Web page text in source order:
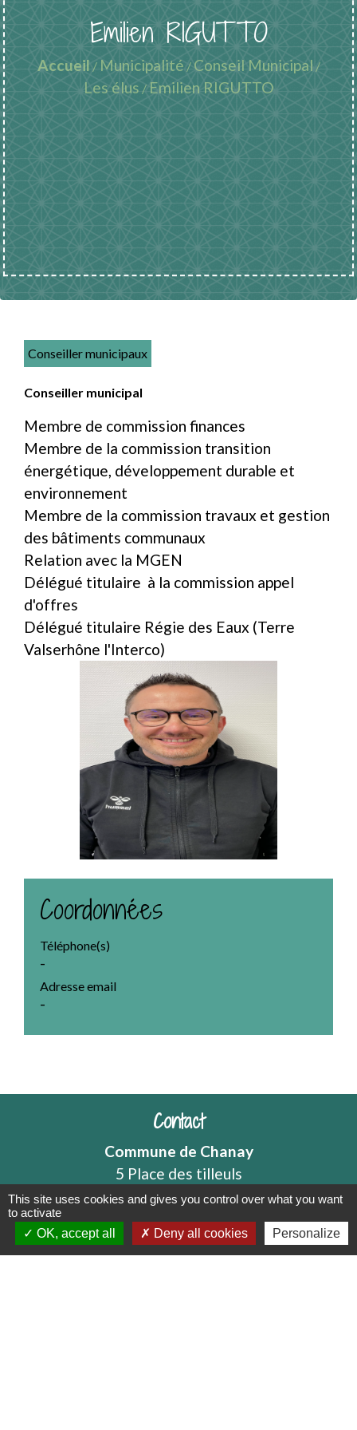
Emilien RIGUTTO
Accueil/ Municipalité/ Conseil Municipal/
Les élus /Emilien RIGUTTO
Conseiller municipaux
Conseiller municipal
Membre de commission finances
Membre de la commission transition
énergétique, développement durable et
environnement
Membre de la commission travaux et gestion
des bâtiments communaux
Relation avec la MGEN
Délégué titulaire à la commission appel
d'offres
Délégué titulaire Régie des Eaux (Terre
Valserhône l'Interco)
Coordonnées
Téléphone(s)
-
Adresse email
-
Contact
Commune de Chanay
5 Place des tilleuls
01420 Chanay - FRANCE
Contact par formulaire
This site uses cookies and gives you control over what you want
to activate
OK, accept all
Deny all cookies Personalize